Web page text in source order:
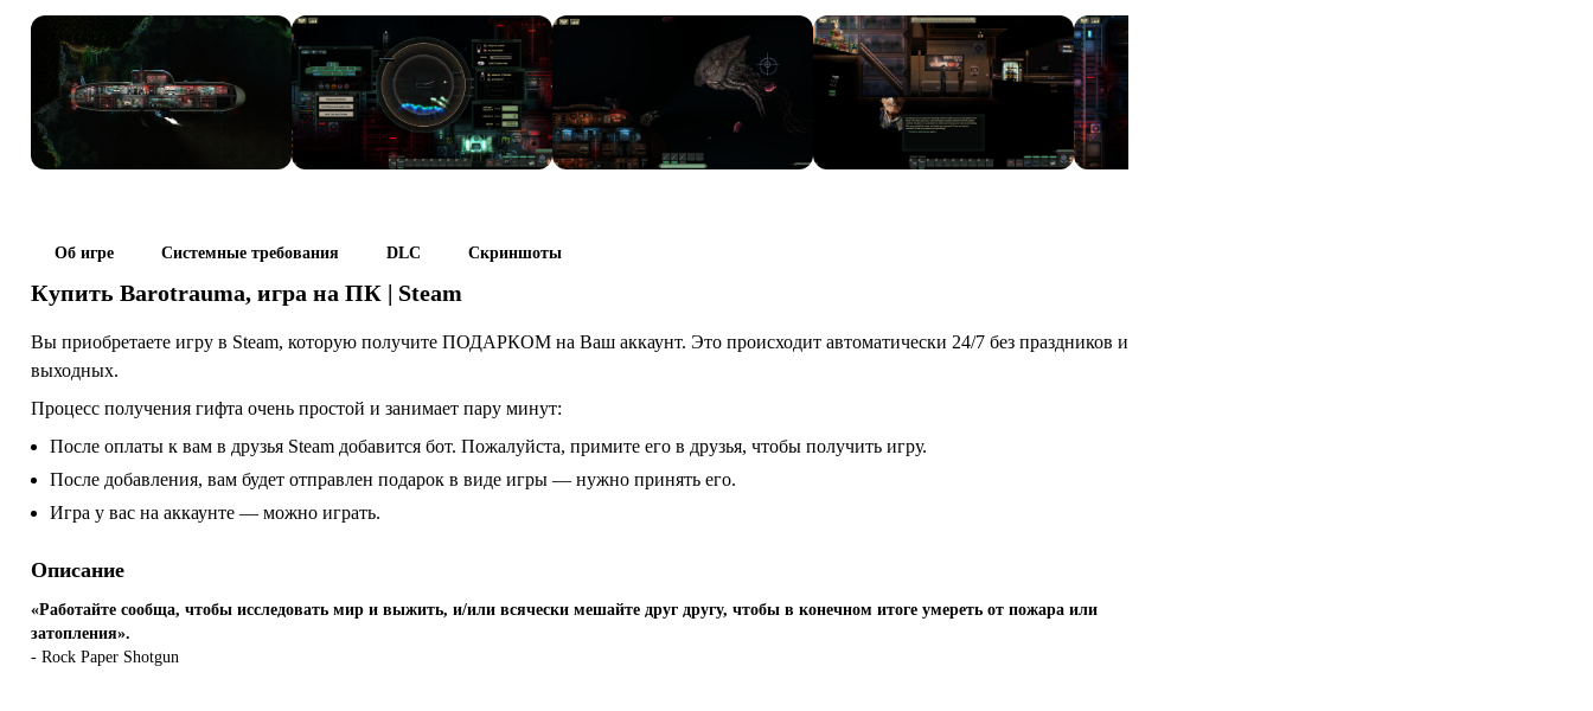
Об игре Системные требования DLC Скриншоты
Купить Barotrauma, игра на ПК | Steam
Вы приобретаете игру в Steam, которую получите ПОДАРКОМ на Ваш аккаунт. Это происходит автоматически 24/7 без праздников и
выходных.
Процесс получения гифта очень простой и занимает пару минут:
После оплаты к вам в друзья Steam добавится бот. Пожалуйста, примите его в друзья, чтобы получить игру.
После добавления, вам будет отправлен подарок в виде игры — нужно принять его.
Игра у вас на аккаунте — можно играть.
Описание
«Работайте сообща, чтобы исследовать мир и выжить, и/или всячески мешайте друг другу, чтобы в конечном итоге умереть от пожара или
затопления».
- Rock Paper Shotgun